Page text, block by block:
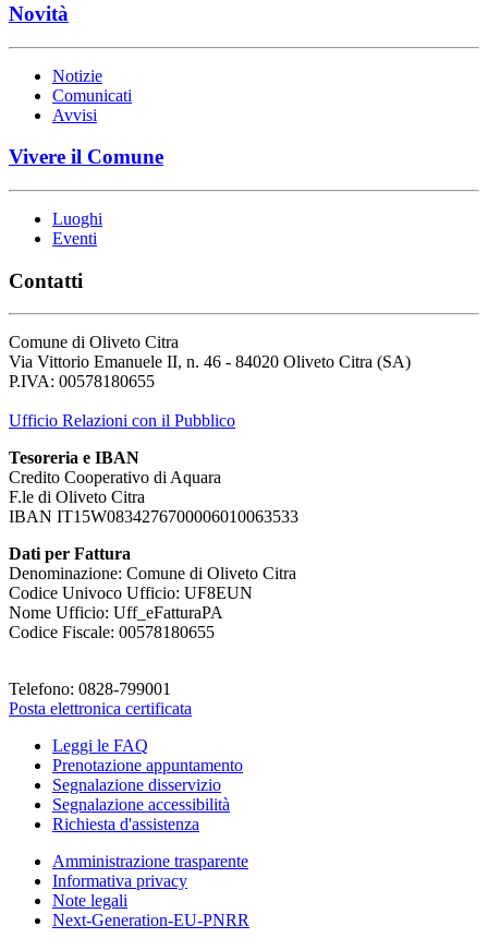
Novità
Notizie
Comunicati
Avvisi
Vivere il Comune
Luoghi
Eventi
Contatti
Comune di Oliveto Citra
Via Vittorio Emanuele II, n. 46 - 84020 Oliveto Citra (SA)
P.IVA: 00578180655
Ufficio Relazioni con il Pubblico
Tesoreria e IBAN
Credito Cooperativo di Aquara
F.le di Oliveto Citra
IBAN IT15W0834276700006010063533
Dati per Fattura
Denominazione: Comune di Oliveto Citra
Codice Univoco Ufficio: UF8EUN
Nome Ufficio: Uff_eFatturaPA
Codice Fiscale: 00578180655
Telefono: 0828-799001
Posta elettronica certificata
Leggi le FAQ
Prenotazione appuntamento
Segnalazione disservizio
Segnalazione accessibilità
Richiesta d'assistenza
Amministrazione trasparente
Informativa privacy
Note legali
Next-Generation-EU-PNRR